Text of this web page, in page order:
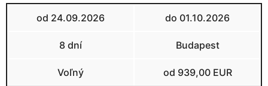
od 24.09.2026 do 01.10.2026
8 dní Budapest
Voľný od 939,00 EUR